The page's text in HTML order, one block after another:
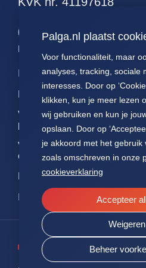
Palga.nl plaatst
Voor functionaliteit, maar
analyses, tracking, sociale
interesses. Door op
klikken, kun je meer lezen
wij gebruiken en kun je
opslaan. Door op
je akkoord met het gebruik
zoals omschreven in onze
cookieverklaring
Beheer
Weigeren
Accepteer
Palga links
Impact
Data
Voor
pathologen
Voor
onderzoekers
NEN7510
ISO27001
Contact
Over ons
FAQ
Nieuws